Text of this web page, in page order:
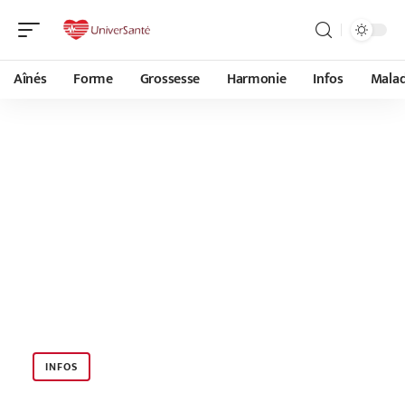
Aînés Forme Grossesse Harmonie Infos
INFOS